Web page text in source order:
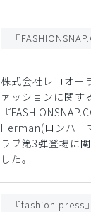
株式会社レコオー
ァッションに関す
『
Herman(ロンハー
ラブ第3弾登場に
した。